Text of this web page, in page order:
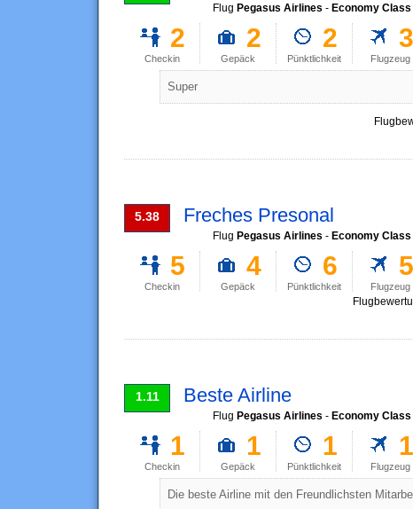
Flug Pegasus Airlines - Economy Class
2
Checkin
2
Gepäck
2
Pünktlichkeit
3
Flugzeug
Super
5.38 Freches Presonal
Flug Pegasus Airlines - Economy Class
5
Checkin
4
Gepäck
6
Pünktlichkeit
5
Flugzeug
1.11 Beste Airline
Flug Pegasus Airlines - Economy Class
1
Checkin
1
Gepäck
1
Pünktlichkeit
1
Flugzeug
Die beste Airline mit den Freundlichsten